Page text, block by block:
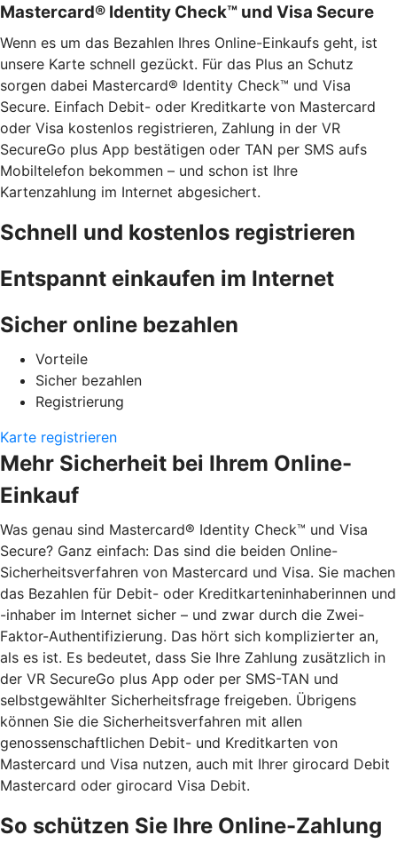
Mastercard® Identity Check™ und Visa Secure
Wenn es um das Bezahlen Ihres Online-Einkaufs geht, ist
unsere Karte schnell gezückt. Für das Plus an Schutz
sorgen dabei Mastercard® Identity Check™ und Visa
Secure. Einfach Debit- oder Kreditkarte von Mastercard
oder Visa kostenlos registrieren, Zahlung in der VR
SecureGo plus App bestätigen oder TAN per SMS aufs
Mobiltelefon bekommen – und schon ist Ihre
Kartenzahlung im Internet abgesichert.
Schnell und kostenlos registrieren
Entspannt einkaufen im Internet
Sicher online bezahlen
Vorteile
Sicher bezahlen
Registrierung
Karte registrieren
Mehr Sicherheit bei Ihrem Online-
Einkauf
Was genau sind Mastercard® Identity Check™ und Visa
Secure? Ganz einfach: Das sind die beiden Online-
Sicherheitsverfahren von Mastercard und Visa. Sie machen
das Bezahlen für Debit- oder Kreditkarteninhaberinnen und
-inhaber im Internet sicher – und zwar durch die Zwei-
Faktor-Authentifizierung. Das hört sich komplizierter an,
als es ist. Es bedeutet, dass Sie Ihre Zahlung zusätzlich in
der VR SecureGo plus App oder per SMS-TAN und
selbstgewählter Sicherheitsfrage freigeben. Übrigens
können Sie die Sicherheitsverfahren mit allen
genossenschaftlichen Debit- und Kreditkarten von
Mastercard und Visa nutzen, auch mit Ihrer girocard Debit
Mastercard oder girocard Visa Debit.
So schützen Sie Ihre Online-Zahlung